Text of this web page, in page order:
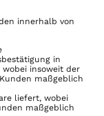
innerhalb von
in
insoweit der
maßgeblich
liefert, wobei
maßgeblich